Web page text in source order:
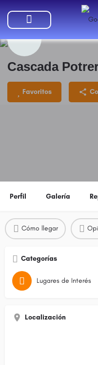
Cascada
Favoritos
Perfil Galería
Cómo llegar
Categorías
Lugares de Interés
Localización